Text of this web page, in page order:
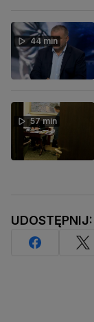
44 min
57 min
UDOSTĘPNIJ: